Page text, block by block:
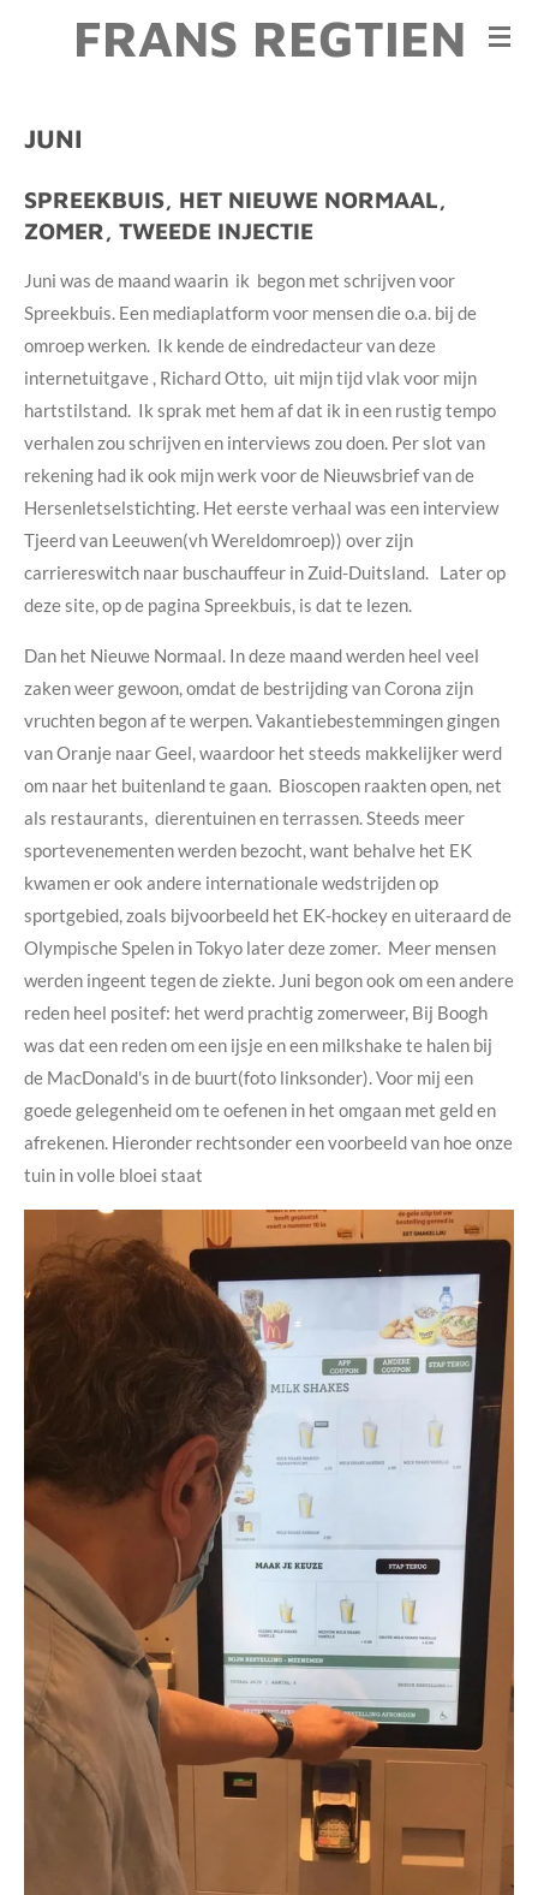
FRANS REGTIEN
JUNI
SPREEKBUIS, HET NIEUWE NORMAAL,
ZOMER, TWEEDE INJECTIE
Juni was de maand waarin ik begon met schrijven voor
Spreekbuis. Een mediaplatform voor mensen die o.a. bij de
omroep werken. Ik kende de eindredacteur van deze
internetuitgave , Richard Otto, uit mijn tijd vlak voor mijn
hartstilstand. Ik sprak met hem af dat ik in een rustig tempo
verhalen zou schrijven en interviews zou doen. Per slot van
rekening had ik ook mijn werk voor de Nieuwsbrief van de
Hersenletselstichting. Het eerste verhaal was een interview
Tjeerd van Leeuwen(vh Wereldomroep)) over zijn
carriereswitch naar buschauffeur in Zuid-Duitsland. Later op
deze site, op de pagina Spreekbuis, is dat te lezen.
Dan het Nieuwe Normaal. In deze maand werden heel veel
zaken weer gewoon, omdat de bestrijding van Corona zijn
vruchten begon af te werpen. Vakantiebestemmingen gingen
van Oranje naar Geel, waardoor het steeds makkelijker werd
om naar het buitenland te gaan. Bioscopen raakten open, net
als restaurants, dierentuinen en terrassen. Steeds meer
sportevenementen werden bezocht, want behalve het EK
kwamen er ook andere internationale wedstrijden op
sportgebied, zoals bijvoorbeeld het EK-hockey en uiteraard de
Olympische Spelen in Tokyo later deze zomer. Meer mensen
werden ingeent tegen de ziekte. Juni begon ook om een andere
reden heel positef: het werd prachtig zomerweer, Bij Boogh
was dat een reden om een ijsje en een milkshake te halen bij
de MacDonald's in de buurt(foto linksonder). Voor mij een
goede gelegenheid om te oefenen in het omgaan met geld en
afrekenen. Hieronder rechtsonder een voorbeeld van hoe onze
tuin in volle bloei staat